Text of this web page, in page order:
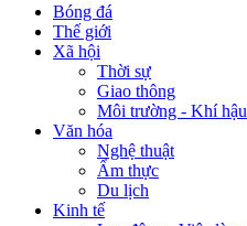
Bóng đá
Thế giới
Xã hội
Thời sự
Giao thông
Môi trường - Khí hậu
Văn hóa
Nghệ thuật
Ẩm thực
Du lịch
Kinh tế